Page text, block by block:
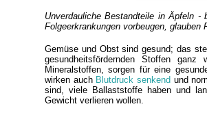
Unverdauliche Bestandteile in Äpfeln -
Folgeerkrankungen vorbeugen, glauben
Gemüse und Obst sind gesund; das
gesundheitsfördernden Stoffen
Mineralstoffen, sorgen für eine
wirken auch Blutdruck senkend und
sind, viele Ballaststoffe haben und
Gewicht verlieren wollen.